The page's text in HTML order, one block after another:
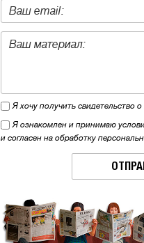
Я хочу получить свидетельство
Я ознакомлен и принимаю
и согласен на обработку